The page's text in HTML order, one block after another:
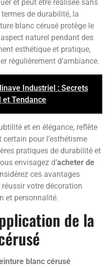
et peut être réalisée sans
termes de durabilité, la
blanc cérusé protège le
naturel pendant des
esthétique et pratique,
régulièrement d’ambiance.
Industriel : Secrets
et Tendance
et en élégance, reflète
pour l’esthétisme
pratiques de durabilité et
envisagez d’acheter de
ces avantages
votre décoration
et personnalité.
de la
blanc cérusé